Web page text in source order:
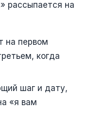
рассыпается на
на первом
когда
шаг и дату,
«я вам